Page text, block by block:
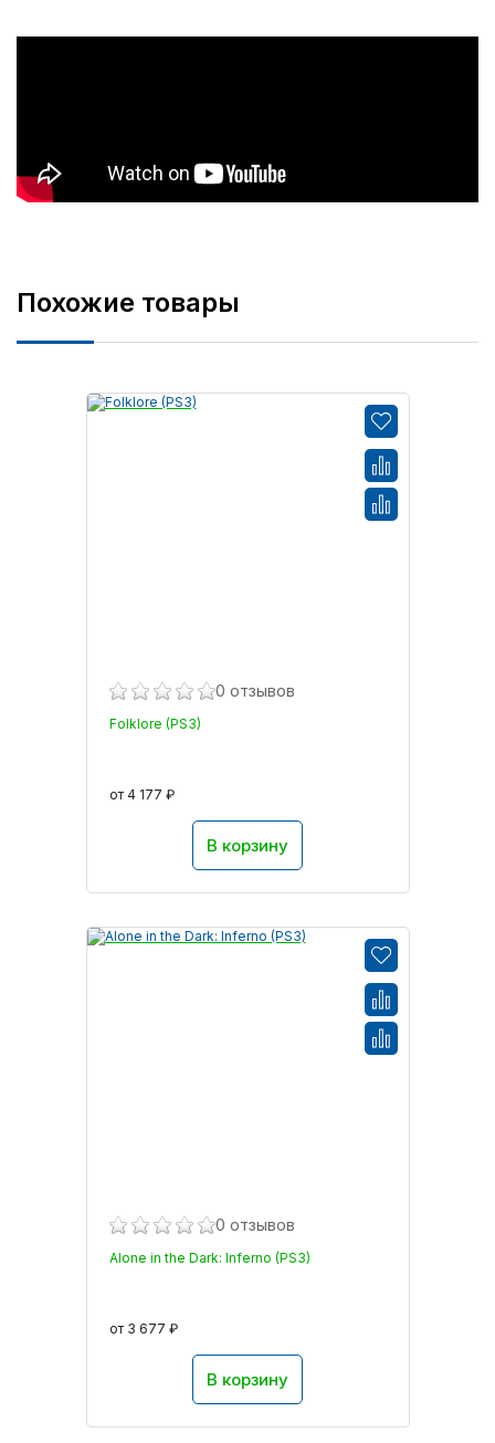
Похожие товары
0 отзывов
Folklore (PS3)
от 4 177 ₽
В корзину
0 отзывов
Alone in the Dark: Inferno (PS3)
от 3 677 ₽
В корзину